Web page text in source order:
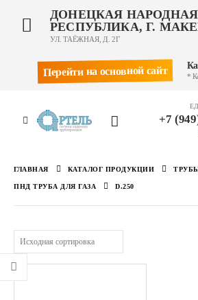
ДОНЕЦКАЯ НАРОДНАЯ
РЕСПУБЛИКА, Г.
УЛ. ТАЁЖНАЯ, Д. 2Г
Перейти на основной сайт *
+7
ГЛАВНАЯ КАТАЛОГ ПРОДУКЦИИ
ПНД ТРУБА ДЛЯ ГАЗА D.250